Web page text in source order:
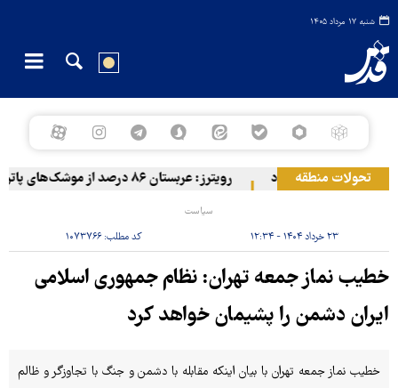
شنبه ۱۷ مرداد ۱۴۰۵
تحولات منطقه
مزدوران آل سعود رویترز: عربستان ۸۶ درصد از موشک‌های پاتریوت خود را استفاده کرده است
سیاست
۲۳ خرداد ۱۴۰۴ - ۱۲:۳۴ کد مطلب: ۱۰۷۳۷۶۶
خطیب نماز جمعه تهران: نظام جمهوری اسلامی
ایران دشمن را پشیمان خواهد کرد
خطیب نماز جمعه تهران با بیان اینکه مقابله با دشمن و جنگ با تجاوزگر و ظالم